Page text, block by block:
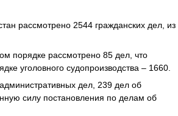
рассмотрено 2544 гражданских дел, из
порядке рассмотрено 85 дел, что
уголовного судопроизводства – 1660.
дел, 239 дел об
силу постановления по делам об